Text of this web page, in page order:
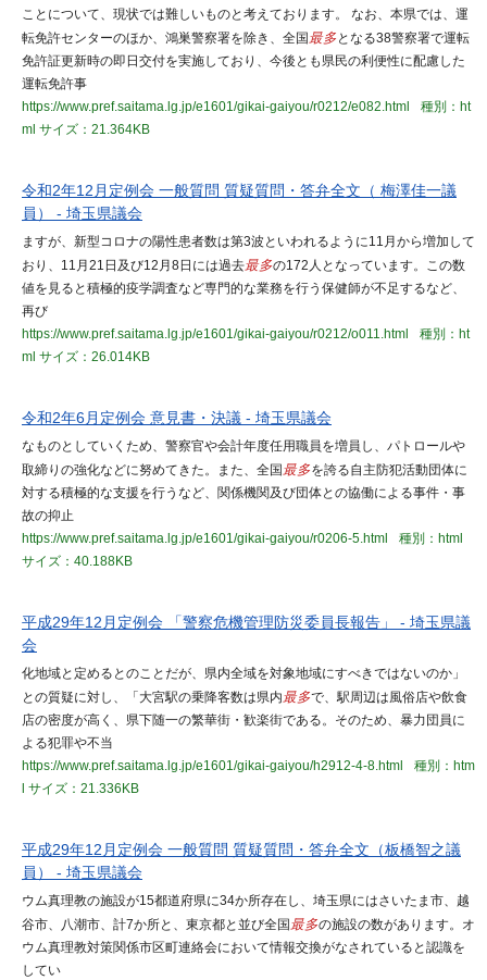
ことについて、現状では難しいものと考えております。 なお、本県では、運
転免許センターのほか、鴻巣警察署を除き、全国最多 となる38警察署で運転
免許証更新時の即日交付を実施しており、今後とも県民の利便性に配慮した
運転免許事
https://www.pref.saitama.lg.jp/e1601/gikai-gaiyou/r0212/e082.html
種別：ht
ml サイズ：21.364KB
令和2年12月定例会 一般質問 質疑質問・答弁全文（ 梅澤佳一議
員） - 埼玉県議会
ますが、新型コロナの陽性患者数は第3波といわれるように11月から増加して
おり、11月21日及び12月8日には過去最多の172人となっています。この数
値を見ると積極的疫学調査など専門的な業務を行う保健師が不足するなど、
再び
https://www.pref.saitama.lg.jp/e1601/gikai-gaiyou/r0212/o011.html
種別：ht
ml サイズ：26.014KB
令和2年6月定例会 意見書・決議 - 埼玉県議会
なものとしていくため、警察官や会計年度任用職員を増員し、パトロールや
取締りの強化などに努めてきた。また、全国最多を誇る自主防犯活動団体に
対する積極的な支援を行うなど、関係機関及び団体との協働による事件・事
故の抑止
https://www.pref.saitama.lg.jp/e1601/gikai-gaiyou/r0206-5.html
種別：html
サイズ：40.188KB
平成29年12月定例会 「警察危機管理防災委員長報告」 - 埼玉県議
会
化地域と定めるとのことだが、県内全域を対象地域にすべきではないのか」
との質疑に対し、「大宮駅の乗降客数は県内最多で、駅周辺は風俗店や飲食
店の密度が高く、県下随一の繁華街・歓楽街である。そのため、暴力団員に
よる犯罪や不当
https://www.pref.saitama.lg.jp/e1601/gikai-gaiyou/h2912-4-8.html
種別：htm
サイズ：21.336KB
平成29年12月定例会 一般質問 質疑質問・答弁全文（板橋智之議
員） - 埼玉県議会
ウム真理教の施設が15都道府県に34か所存在し、埼玉県にはさいたま市、越
谷市、八潮市、計7か所と、東京都と並び全国最多の施設の数があります。オ
ウム真理教対策関係市区町連絡会において情報交換がなされていると認識を
してい